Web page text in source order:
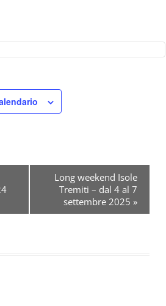
Long weekend Isole
Tremiti – dal 4 al 7
settembre 2025 »